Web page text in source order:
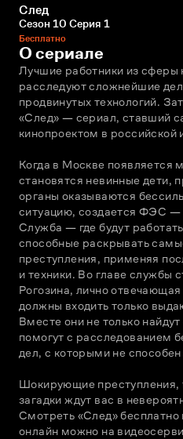
След
Сезон 10 Серия 1
Бесплатно
О сериале
Лучшие работники из сферы
расследуют сложнейшие
продвинутых технологий.
«След» — сериал, ставший
кинопроектом в российской
Когда в Москве появляется
становятся невинные дети,
органы оказываются
ситуацию, создается ФЭС —
Служба — где будут
способные раскрывать
преступления, применяя
и техники. Во главе службы
Рогозина, лично
должны входить только
Вместе они не только
помогут с расследованием
дел, с которыми не
Шокирующие
загадки ждут вас в
Смотреть «След»
онлайн можно на